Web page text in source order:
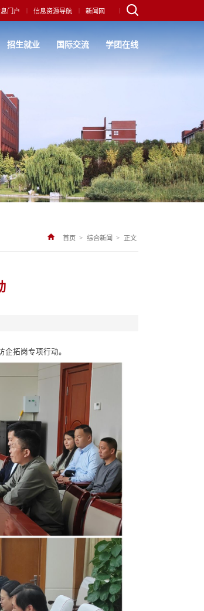
门户 信息资源导航 新闻网
招生就业 国际交流 学团在线
首页 > 综合新闻 > 正文
拓岗专项行动。